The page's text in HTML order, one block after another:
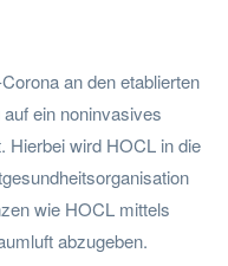
an den etablierten
ein noninvasives
Hierbei wird HOCL in die
wie HOCL mittels
abzugeben.